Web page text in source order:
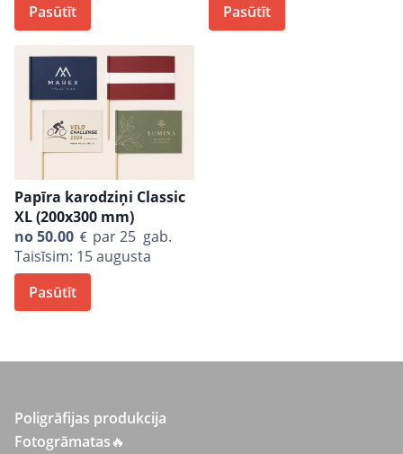
Pasūtīt
Pasūtīt
Papīra karodziņi Classic
XL (200x300 mm)
no50.00
par 25 gab.
Taisīsim: 15 augusta
Pasūtīt
Poligrāfijas produkcija
Fotogrāmatas🔥